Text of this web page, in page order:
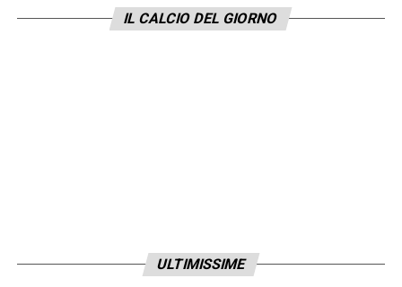
Tutti in gruppo ad eccezione di
IL CALCIO DEL GIORNO
ULTIMISSIME